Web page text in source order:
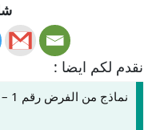
نقدم لكم ايضا :